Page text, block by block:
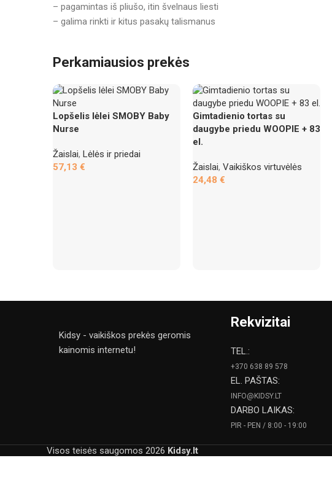
– pagamintas iš pliušo, itin švelnaus liesti
– galima rinkti ir kitus pasakų talismanus
Perkamiausios prekės
Lopšelis lėlei SMOBY Baby
Nurse
Žaislai, Lėlės ir priedai
57,13 €
Gimtadienio tortas su
daugybe priedu WOOPIE + 83
el.
Žaislai, Vaikiškos virtuvėlės
24,48 €
Kidsy - vaikiškos prekės geromis
kainomis internetu!
Rekvizitai
TEL.:
+370 638 89 578
EL. PAŠTAS:
INFO@KIDSY.LT
DARBO LAIKAS:
PIR - PEN / 8:00 - 19:00
Visos teisės saugomos 2026 Kidsy.lt